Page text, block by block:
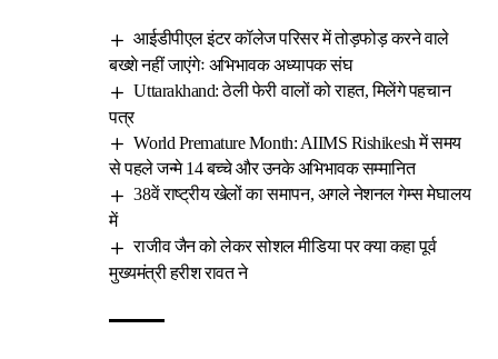
आईडीपीएल इंटर कॉलेज परिसर में तोड़फोड़ करने वाले
बख्शे नहीं जाएंगेः अभिभावक अध्यापक संघ
Uttarakhand: ठेली फेरी वालों को राहत, मिलेंगे पहचान
पत्र
World Premature Month: AIIMS Rishikesh में समय
से पहले जन्मे 14 बच्चे और उनके अभिभावक सम्मानित
38वें राष्ट्रीय खेलों का समापन, अगले नेशनल गेम्स मेघालय
में
राजीव जैन को लेकर सोशल मीडिया पर क्या कहा पूर्व
मुख्यमंत्री हरीश रावत ने